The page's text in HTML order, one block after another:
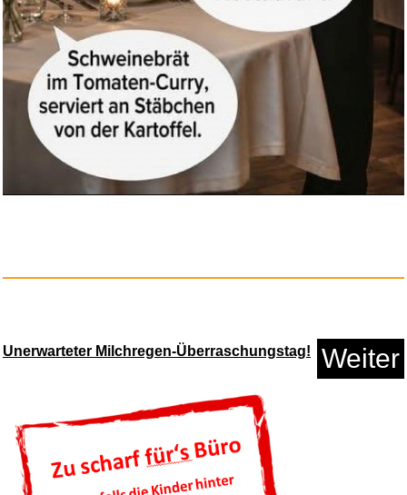
Anzeige
Txtcu Mini Tasche für Met...
Anzeige
Unerwarteter Milchregen-Überraschungstag! Weiter